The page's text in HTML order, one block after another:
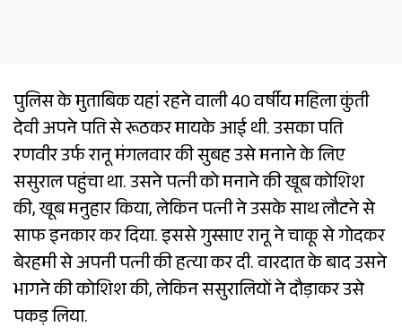
पुलिस के मुताबिक यहां रहने वाली 40 वर्षीय महिला कुंती
देवी अपने पति से रूठकर मायके आई थी. उसका पति
रणवीर उर्फ रानू मंगलवार की सुबह उसे मनाने के लिए
ससुराल पहुंचा था. उसने पत्नी को मनाने की खूब कोशिश
की, खूब मनुहार किया, लेकिन पत्नी ने उसके साथ लौटने से
साफ इनकार कर दिया. इससे गुस्साए रानू ने चाकू से गोदकर
बेरहमी से अपनी पत्नी की हत्या कर दी. वारदात के बाद उसने
भागने की कोशिश की, लेकिन ससुरालियों ने दौड़ाकर उसे
पकड़ लिया.